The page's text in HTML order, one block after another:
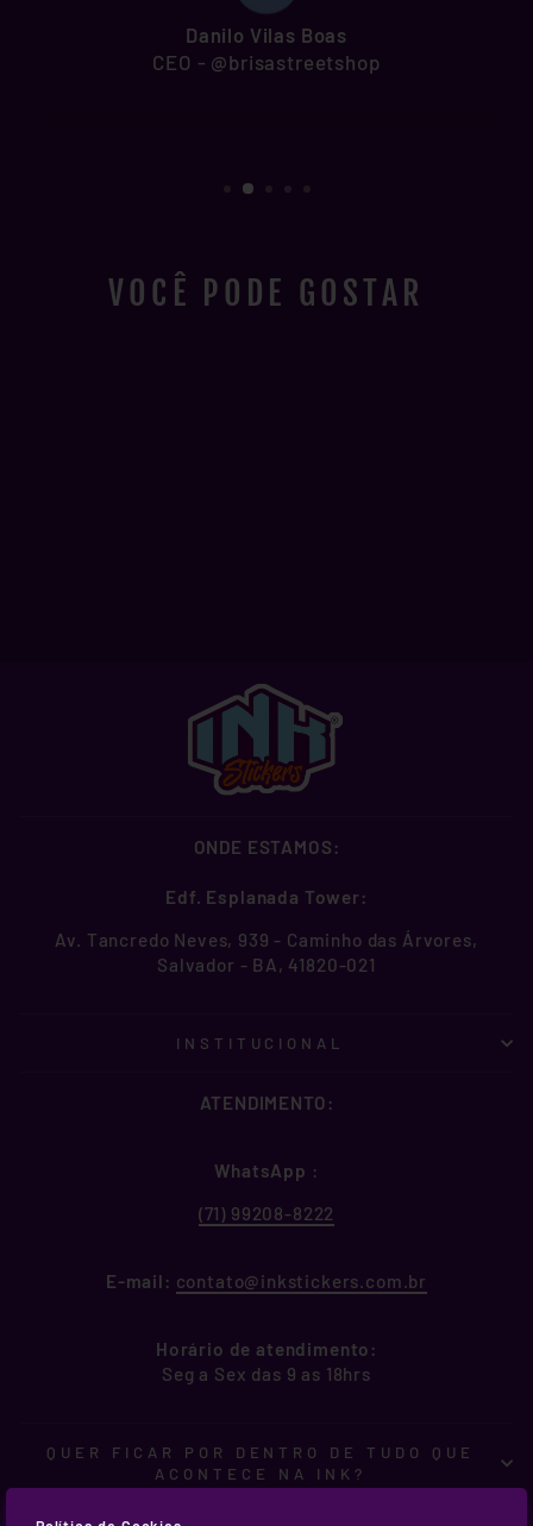
Danilo Vilas Boas
CEO - @brisastreetshop
VOCÊ PODE GOSTAR
ONDE ESTAMOS:
Edf. Esplanada Tower:
Av. Tancredo Neves, 939 - Caminho das Árvores,
Salvador - BA, 41820-021
INSTITUCIONAL
ATENDIMENTO:
WhatsApp :
(71) 99208-8222
E-mail: contato@inkstickers.com.br
Horário de atendimento:
Seg a Sex das 9 as 18hrs
QUER FICAR POR DENTRO DE TUDO QUE
ACONTECE NA INK?